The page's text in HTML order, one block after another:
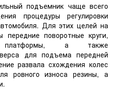
подъемник чаще всего
процедуры регулировки
Для этих целей на
передние поворотные круги,
платформы, а также
для подъема передней
развала схождения колес
ровного износа резины, а